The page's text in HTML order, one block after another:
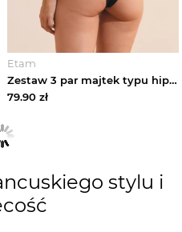
Etam
Zestaw 3 par majtek typu hipster z bawełny Etam czarny
79.90 zł
stylu i